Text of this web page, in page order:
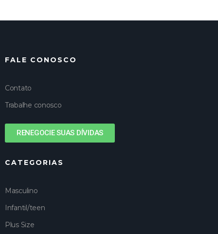
FALE CONOSCO
Contato
Trabalhe conosco
RENEGOCIE SUAS DÍVIDAS
CATEGORIAS
Masculino
Infantil/teen
Plus Size